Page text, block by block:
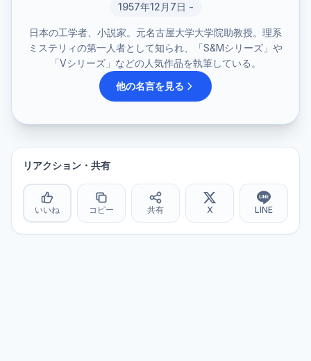
1957年12月7日 -
日本の工学者、小説家。元名古屋大学大学院助教授。理系
ミステリィの第一人者として知られ、「S&Mシリーズ」や
「Vシリーズ」などの人気作品を執筆している。
他の名言を見る
リアクション・共有
いいね コピー 共有 X LINE